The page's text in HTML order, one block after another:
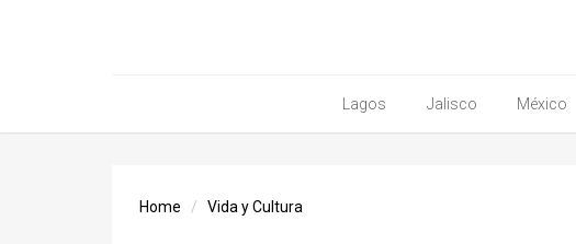
Lagos Jalisco México
Home Vida y Cultura